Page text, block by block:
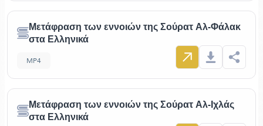
Μετάφραση των εννοιών της Σούρατ Αλ-Φάλακ
στα Ελληνικά
MP4
Μετάφραση των εννοιών της Σούρατ Αλ-Ιχλάς
στα Ελληνικά